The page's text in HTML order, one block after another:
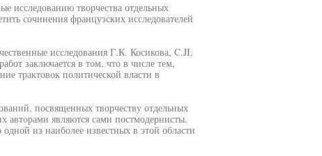
исследованию творчества отдельных
сочинения французских исследователей
исследования Г.К. Косикова, C.JI.
заключается в том, что в числе тем,
трактовок политической власти в
посвященных творчеству отдельных
авторами являются сами постмодернисты.
из наиболее известных в этой области